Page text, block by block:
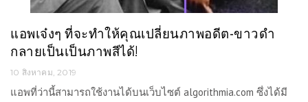
แอพเจ๋งๆ ที่จะทำให้คุณเปลี่ยนภาพอดีต-ขาวดำ
กลายเป็นเป็นภาพสีได้!
10 สิงหาคม, 2019
แอพที่ว่านี้สามารถใช้งานได้บนเว็บไซต์ algorithmia.com ซึ่งได้มี